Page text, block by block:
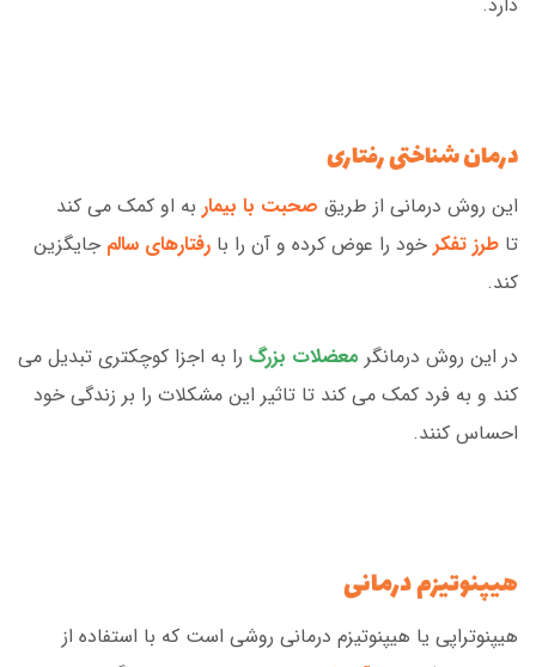
درمان شناختی رفتاری
این روش درمانی از طریق صحبت با بیمار به او کمک می کند
تا طرز تفکر خود را عوض کرده و آن را با رفتارهای سالم جایگزین
کند.
در این روش درمانگر معضلات بزرگ را به اجزا کوچکتری تبدیل می
کند و به فرد کمک می کند تا تاثیر این مشکلات را بر زندگی خود
احساس کنند.
هیپنوتیزم درمانی
هیپنوتراپی یا هیپنوتیزم درمانی روشی است که با استفاده از